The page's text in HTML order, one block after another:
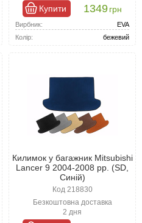
Купити 1349грн
Вирбник:
EVA
Колір:
бежевий
Килимок у багажник Mitsubishi
Lancer 9 2004-2008 рр. (SD,
Синій)
Код 218830
Безкоштовна доставка
2 дня